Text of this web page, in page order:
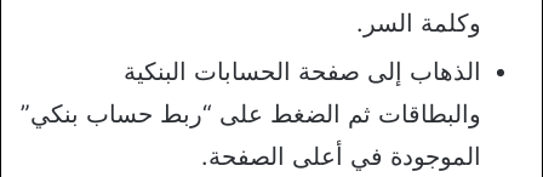
وكلمة السر.
الذهاب إلى صفحة الحسابات البنكية
والبطاقات ثم الضغط على “ربط حساب بنكي”
الموجودة في أعلى الصفحة.